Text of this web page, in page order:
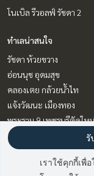
โนเบิล รีวอลฟ์ รัชดา 2
ทำเลน่าสนใจ
รัชดา ห้วยขวาง
อ่อนนุช อุดมสุข
คลองเตย กล้วยน้ำไท
แจ้งวัฒนะ เมืองทอง
พระราม 9 เพชรบุรีตัดใหม่
บางนา แบริ่ง ลาซาล
บางซื่อ วงศ์สว่าง เตาปูน
วิทยุ ชิดลม หลังสวน
เราใช้คุกกี้เพื่
รั